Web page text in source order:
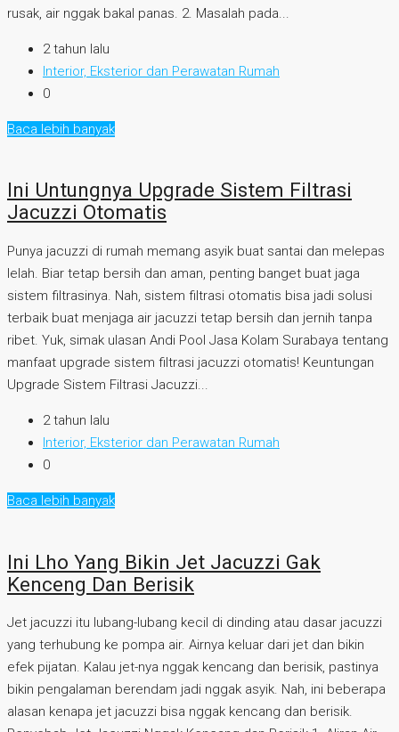
rusak, air nggak bakal panas. 2. Masalah pada...
2 tahun lalu
Interior, Eksterior dan Perawatan Rumah
0
Baca lebih banyak
Ini Untungnya Upgrade Sistem Filtrasi
Jacuzzi Otomatis
Punya jacuzzi di rumah memang asyik buat santai dan melepas
lelah. Biar tetap bersih dan aman, penting banget buat jaga
sistem filtrasinya. Nah, sistem filtrasi otomatis bisa jadi solusi
terbaik buat menjaga air jacuzzi tetap bersih dan jernih tanpa
ribet. Yuk, simak ulasan Andi Pool Jasa Kolam Surabaya tentang
manfaat upgrade sistem filtrasi jacuzzi otomatis! Keuntungan
Upgrade Sistem Filtrasi Jacuzzi...
2 tahun lalu
Interior, Eksterior dan Perawatan Rumah
0
Baca lebih banyak
Ini Lho Yang Bikin Jet Jacuzzi Gak
Kenceng Dan Berisik
Jet jacuzzi itu lubang-lubang kecil di dinding atau dasar jacuzzi
yang terhubung ke pompa air. Airnya keluar dari jet dan bikin
efek pijatan. Kalau jet-nya nggak kencang dan berisik, pastinya
bikin pengalaman berendam jadi nggak asyik. Nah, ini beberapa
alasan kenapa jet jacuzzi bisa nggak kencang dan berisik.